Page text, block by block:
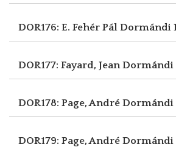
DOR176: E. Fehér Pál Dormándi
DOR177: Fayard, JeanDormándi
DOR178: Page, André Dormándi
DOR179: Page, André Dormándi